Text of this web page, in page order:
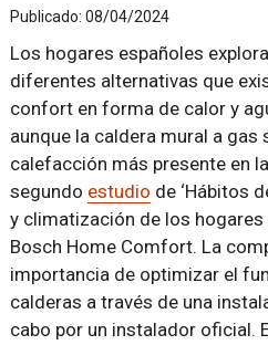
Publicado: 08/04/2024
Los hogares españoles
diferentes alternativas que
confort en forma de calor y
aunque la caldera mural a
calefacción más presente en
segundo estudio de ‘Hábitos
y climatización de los hogares
Bosch Home Comfort. La
importancia de optimizar el
calderas a través de una
cabo por un instalador oficial.